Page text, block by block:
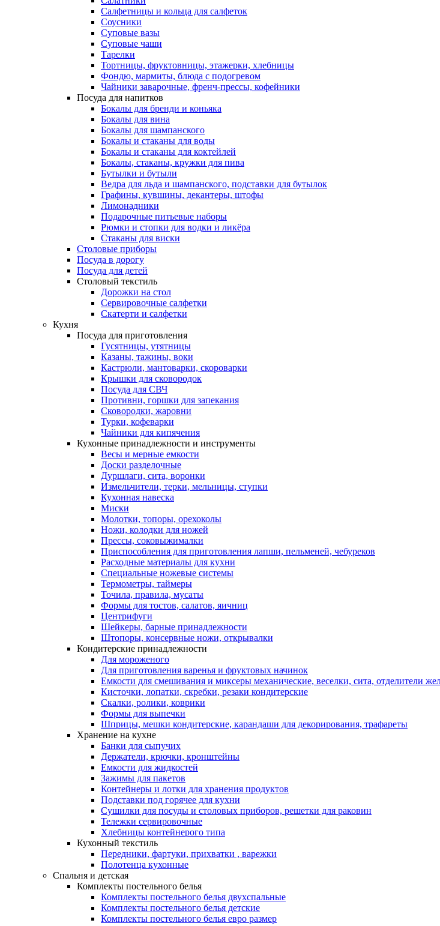
Салфетницы и кольца для салфеток
Соусники
Суповые вазы
Суповые чаши
Тарелки
Тортницы, фруктовницы, этажерки, хлебницы
Фондю, мармиты, блюда с подогревом
Чайники заварочные, френч-прессы, кофейники
Посуда для напитков
Бокалы для бренди и коньяка
Бокалы для вина
Бокалы для шампанского
Бокалы и стаканы для воды
Бокалы и стаканы для коктейлей
Бокалы, стаканы, кружки для пива
Бутылки и бутыли
Ведра для льда и шампанского, подставки для бутылок
Графины, кувшины, декантеры, штофы
Лимонадники
Подарочные питьевые наборы
Рюмки и стопки для водки и ликёра
Стаканы для виски
Столовые приборы
Посуда в дорогу
Посуда для детей
Столовый текстиль
Дорожки на стол
Сервировочные салфетки
Скатерти и салфетки
Кухня
Посуда для приготовления
Гусятницы, утятницы
Казаны, тажины, воки
Кастрюли, мантоварки, скороварки
Крышки для сковородок
Посуда для СВЧ
Противни, горшки для запекания
Сковородки, жаровни
Турки, кофеварки
Чайники для кипячения
Кухонные принадлежности и инструменты
Весы и мерные емкости
Доски разделочные
Дуршлаги, сита, воронки
Измельчители, терки, мельницы, ступки
Кухонная навеска
Миски
Молотки, топоры, орехоколы
Ножи, колодки для ножей
Прессы, соковыжималки
Приспособления для приготовления лапши, пельменей, чебуреков
Расходные материалы для кухни
Специальные ножевые системы
Термометры, таймеры
Точила, правила, мусаты
Формы для тостов, салатов, яичниц
Центрифуги
Шейкеры, барные принадлежности
Штопоры, консервные ножи, открывалки
Кондитерские принадлежности
Для мороженого
Для приготовления варенья и фруктовых начинок
Емкости для смешивания и миксеры механические, веселки, сита, отделители
Кисточки, лопатки, скребки, резаки кондитерские
Скалки, ролики, коврики
Формы для выпечки
Шприцы, мешки кондитерские, карандаши для декорирования, трафареты
Хранение на кухне
Банки для сыпучих
Держатели, крючки, кронштейны
Емкости для жидкостей
Зажимы для пакетов
Контейнеры и лотки для хранения продуктов
Подставки под горячее для кухни
Сушилки для посуды и столовых приборов, решетки для раковин
Тележки сервировочные
Хлебницы контейнерого типа
Кухонный текстиль
Передники, фартуки, прихватки , варежки
Полотенца кухонные
Спальня и детская
Комплекты постельного белья
Комплекты постельного белья двухспальные
Комплекты постельного белья детские
Комплекты постельного белья евро размер